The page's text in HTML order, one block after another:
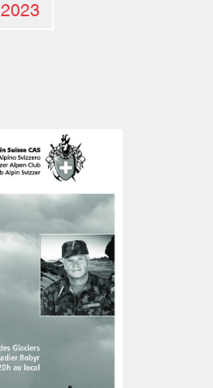
2023